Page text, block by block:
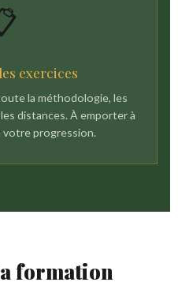
exercices
la méthodologie, les
distances. À emporter à
votre progression.
formation